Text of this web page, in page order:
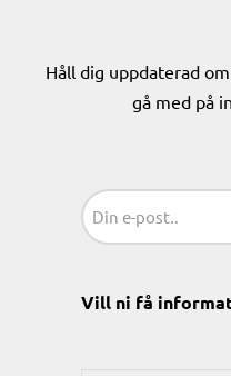
Håll dig uppdaterad
gå med på
Vill ni få